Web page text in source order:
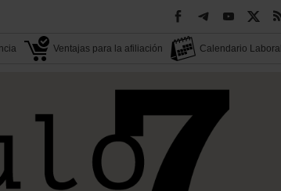
Ventajas para la afiliación Calendario Laboral